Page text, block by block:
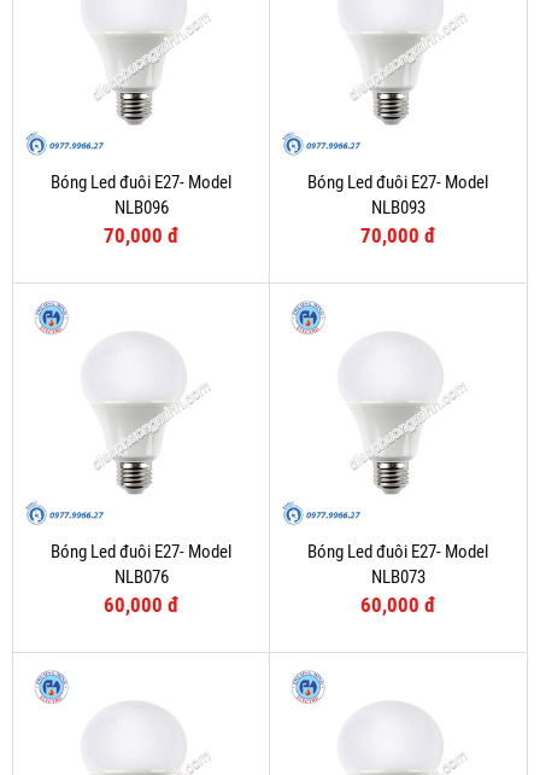
Bóng Led đuôi E27- Model
NLB096
70,000 đ
Bóng Led đuôi E27- Model
NLB093
70,000 đ
Bóng Led đuôi E27- Model
NLB076
60,000 đ
Bóng Led đuôi E27- Model
NLB073
60,000 đ